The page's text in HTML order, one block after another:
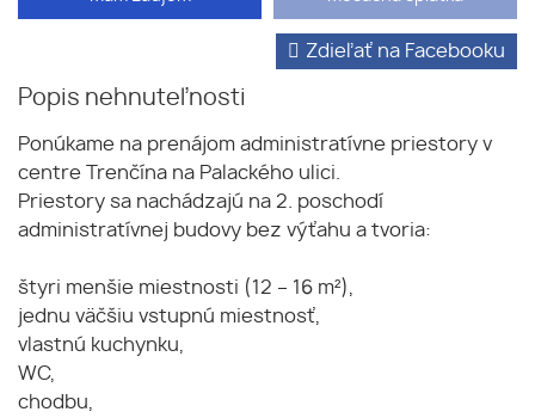
Popis nehnuteľnosti
Zdieľať na Facebooku
Ponúkame na prenájom administratívne priestory v
centre Trenčína na Palackého ulici.
Priestory sa nachádzajú na 2. poschodí
administratívnej budovy bez výťahu a tvoria:
štyri menšie miestnosti (12 – 16 m²),
jednu väčšiu vstupnú miestnosť,
vlastnú kuchynku,
WC,
chodbu,